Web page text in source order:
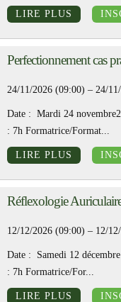
LIRE PLUS
Perfectionnement cas
24/11/2026 (09:00) – 24/
Date : Mardi 24
: 7h Formatrice/Format...
LIRE PLUS
Réflexologie
12/12/2026 (09:00) – 12/
Date : Samedi 12
: 7h Formatrice/For...
LIRE PLUS